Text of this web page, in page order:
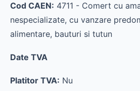
Cod CAEN: 4711 - Comert cu
nespecializate, cu vanzare
alimentare, bauturi si tutun
Date TVA
Platitor TVA: Nu